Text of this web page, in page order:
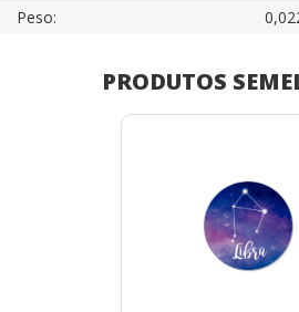
Peso:
PRODUTOS